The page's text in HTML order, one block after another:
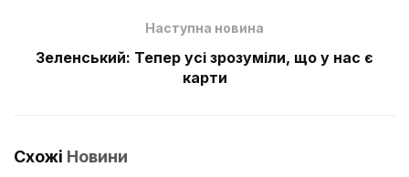
Наступна новина
Зеленський: Тепер усі зрозуміли, що у нас є
карти
Схожі Новини